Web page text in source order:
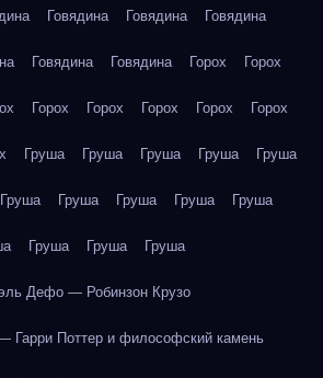
Говядина Говядина Говядина
Говядина Говядина Горох Горох
Горох Горох Горох Горох Горох
Груша Груша Груша Груша Груша
Груша Груша Груша Груша Груша
Груша Груша Груша
Дефо — Робинзон Крузо
Гарри Поттер и философский камень